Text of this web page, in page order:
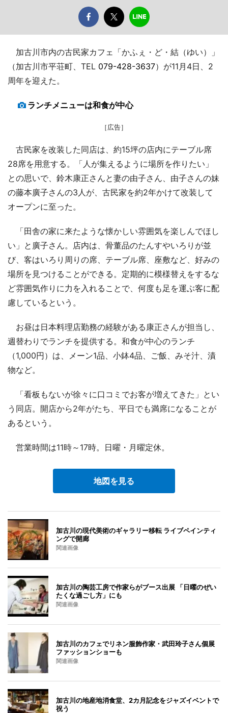
加古川市内の古民家カフェ「かふぇ・ど・結（ゆい）」
（加古川市平荘町、TEL 079-428-3637）が11月4日、2
周年を迎えた。
ランチメニューは和食が中心
［広告］
古民家を改装した同店は、約15坪の店内にテーブル席
28席を用意する。「人が集えるように場所を作りたい」
との思いで、鈴木康正さんと妻の由子さん、由子さんの妹
の藤本廣子さんの3人が、古民家を約2年かけて改装して
オープンに至った。
「田舎の家に来たような懐かしい雰囲気を楽しんでほし
い」と廣子さん。店内は、骨董品のたんすやいろりが並
び、客はいろり周りの席、テーブル席、座敷など、好みの
場所を見つけることができる。定期的に模様替えをするな
ど雰囲気作りに力を入れることで、何度も足を運ぶ客に配
慮しているという。
お昼は日本料理店勤務の経験がある康正さんが担当し、
週替わりでランチを提供する。和食が中心のランチ
（1,000円）は、メーン1品、小鉢4品、ご飯、みそ汁、漬
物など。
「看板もないが徐々に口コミでお客が増えてきた」とい
う同店。開店から2年がたち、平日でも満席になることが
あるという。
営業時間は11時～17時。日曜・月曜定休。
地図を見る
加古川の現代美術のギャラリー移転 ライブペインティ
ングで開廊
関連画像
加古川の陶芸工房で作家らがブース出展 「日曜のぜい
たくな過ごし方」にも
関連画像
加古川のカフェでリネン服飾作家・武田玲子さん個展
ファッションショーも
関連画像
加古川の地産地消食堂、2カ月記念をジャズイベントで
祝う